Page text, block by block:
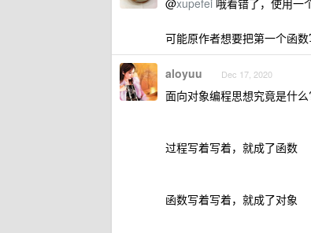
@xupefei 哦看错了，使用一
可能原作者想要把第一个函
aloyuu Dec 17, 2020
面向对象编程思想究竟是什么
过程写着写着，就成了函数
函数写着写着，就成了对象